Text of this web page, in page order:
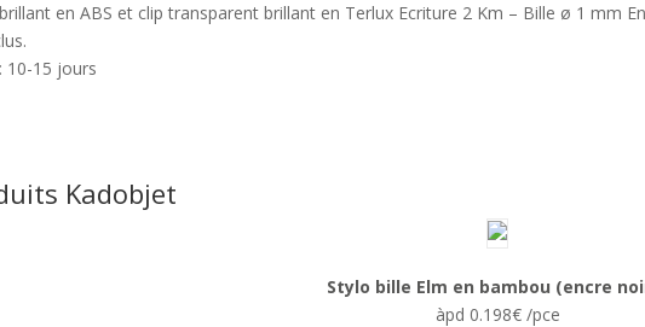
en ABS et clip transparent brillant en Terlux Ecriture 2 Km – Bille ø 1 mm
10-15 jours
Kadobjet
Stylo bille Elm en bambou (encre
àpd 0.198€ /pce